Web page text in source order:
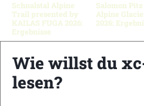
Schnalstal Alpine
Trail presented by
KAILAS FUGA 2026:
Ergebnisse
Salomon Pitz
Alpine
2026:
Schreibe einen Kommentar
Wie willst du
lesen?